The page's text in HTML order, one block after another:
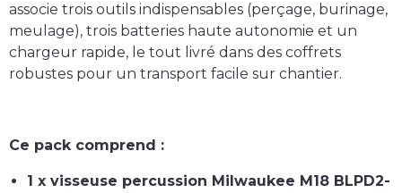
associe trois outils indispensables (perçage, burinage,
meulage), trois batteries haute autonomie et un
chargeur rapide, le tout livré dans des coffrets
robustes pour un transport facile sur chantier.
Ce pack comprend :
1 x visseuse percussion Milwaukee M18 BLPD2-